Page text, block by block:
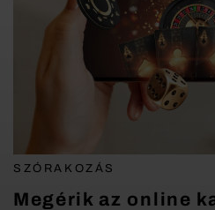
SZÓRAKOZÁS
Megérik az online